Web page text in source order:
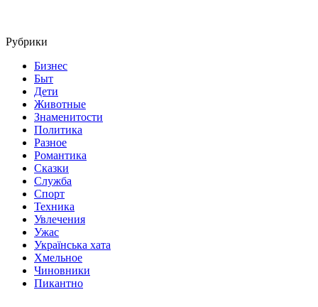
Рубрики
Бизнес
Быт
Дети
Животные
Знаменитости
Политика
Разное
Романтика
Сказки
Служба
Спорт
Техника
Увлечения
Ужас
Українська хата
Хмельное
Чиновники
Пикантно